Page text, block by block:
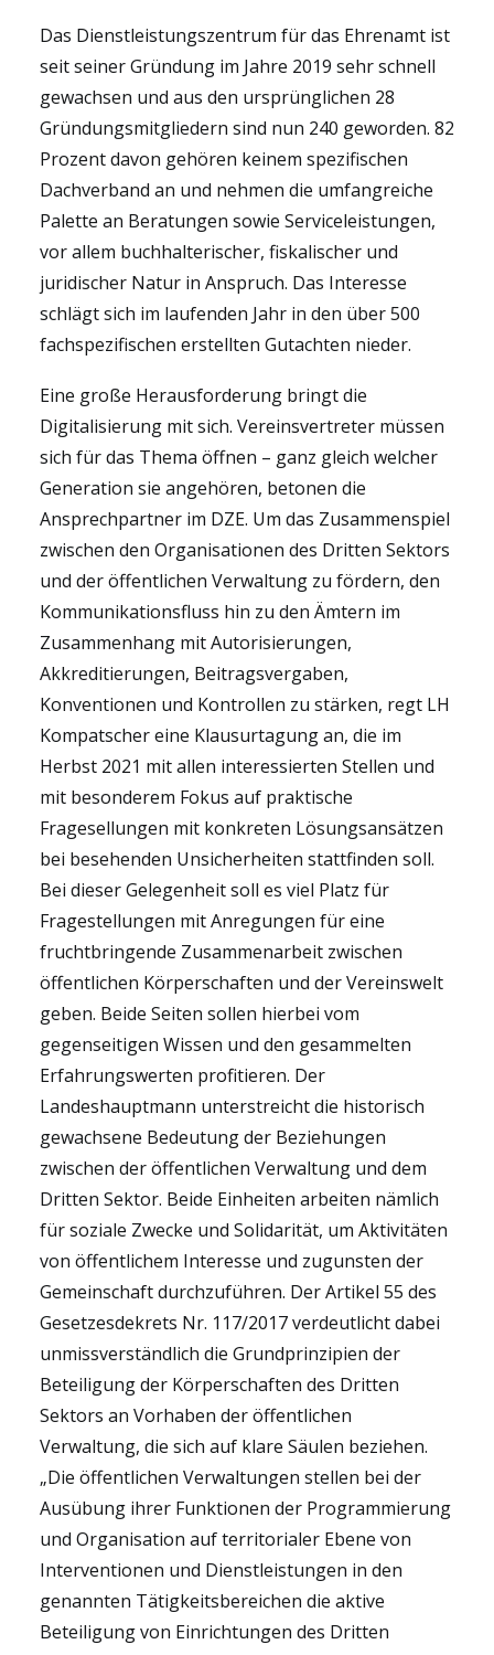
Das Dienstleistungszentrum für das Ehrenamt ist
seit seiner Gründung im Jahre 2019 sehr schnell
gewachsen und aus den ursprünglichen 28
Gründungsmitgliedern sind nun 240 geworden. 82
Prozent davon gehören keinem spezifischen
Dachverband an und nehmen die umfangreiche
Palette an Beratungen sowie Serviceleistungen,
vor allem buchhalterischer, fiskalischer und
juridischer Natur in Anspruch. Das Interesse
schlägt sich im laufenden Jahr in den über 500
fachspezifischen erstellten Gutachten nieder.
Eine große Herausforderung bringt die
Digitalisierung mit sich. Vereinsvertreter müssen
sich für das Thema öffnen – ganz gleich welcher
Generation sie angehören, betonen die
Ansprechpartner im DZE. Um das Zusammenspiel
zwischen den Organisationen des Dritten Sektors
und der öffentlichen Verwaltung zu fördern, den
Kommunikationsfluss hin zu den Ämtern im
Zusammenhang mit Autorisierungen,
Akkreditierungen, Beitragsvergaben,
Konventionen und Kontrollen zu stärken, regt LH
Kompatscher eine Klausurtagung an, die im
Herbst 2021 mit allen interessierten Stellen und
mit besonderem Fokus auf praktische
Fragesellungen mit konkreten Lösungsansätzen
bei besehenden Unsicherheiten stattfinden soll.
Bei dieser Gelegenheit soll es viel Platz für
Fragestellungen mit Anregungen für eine
fruchtbringende Zusammenarbeit zwischen
öffentlichen Körperschaften und der Vereinswelt
geben. Beide Seiten sollen hierbei vom
gegenseitigen Wissen und den gesammelten
Erfahrungswerten profitieren. Der
Landeshauptmann unterstreicht die historisch
gewachsene Bedeutung der Beziehungen
zwischen der öffentlichen Verwaltung und dem
Dritten Sektor. Beide Einheiten arbeiten nämlich
für soziale Zwecke und Solidarität, um Aktivitäten
von öffentlichem Interesse und zugunsten der
Gemeinschaft durchzuführen. Der Artikel 55 des
Gesetzesdekrets Nr. 117/2017 verdeutlicht dabei
unmissverständlich die Grundprinzipien der
Beteiligung der Körperschaften des Dritten
Sektors an Vorhaben der öffentlichen
Verwaltung, die sich auf klare Säulen beziehen.
„Die öffentlichen Verwaltungen stellen bei der
Ausübung ihrer Funktionen der Programmierung
und Organisation auf territorialer Ebene von
Interventionen und Dienstleistungen in den
genannten Tätigkeitsbereichen die aktive
Beteiligung von Einrichtungen des Dritten